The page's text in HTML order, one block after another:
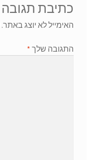
כתיבת תגובה
האימייל לא יוצג באתר.
התגובה שלך *